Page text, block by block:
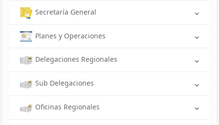
Secretaría General
Planes y Operaciones
Delegaciones Regionales
Sub Delegaciones
Oficinas Regionales